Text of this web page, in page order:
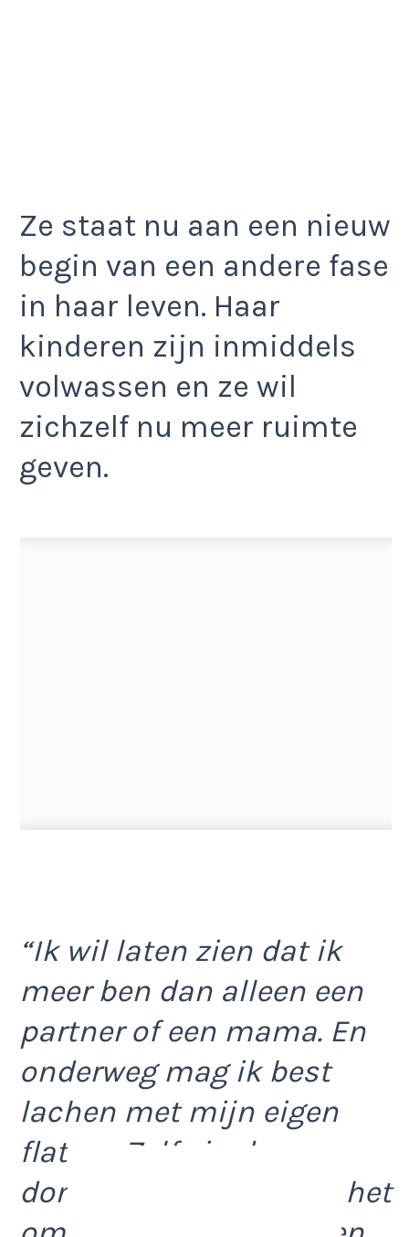
Ze staat nu aan een nieuw
begin van een andere fase
in haar leven. Haar
kinderen zijn inmiddels
volwassen en ze wil
zichzelf nu meer ruimte
geven.
“Ik wil laten zien dat ik
meer ben dan alleen een
partner of een mama. En
onderweg mag ik best
lachen met mijn eigen
flaters. Zelfs in de
donkerste dagen helpt het